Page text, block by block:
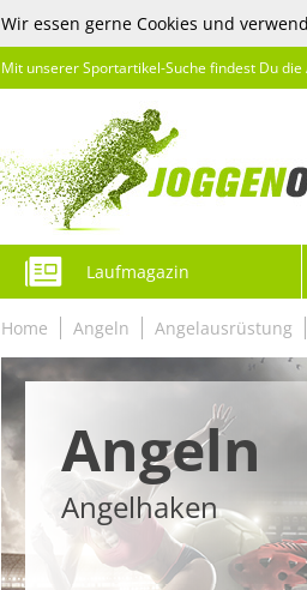
Wir essen gerne Cookies und
Mit unserer Sportartikel-Suche findest Du
Laufmagazin
Home Angeln Angelausrüstung
Angeln
Angelhaken